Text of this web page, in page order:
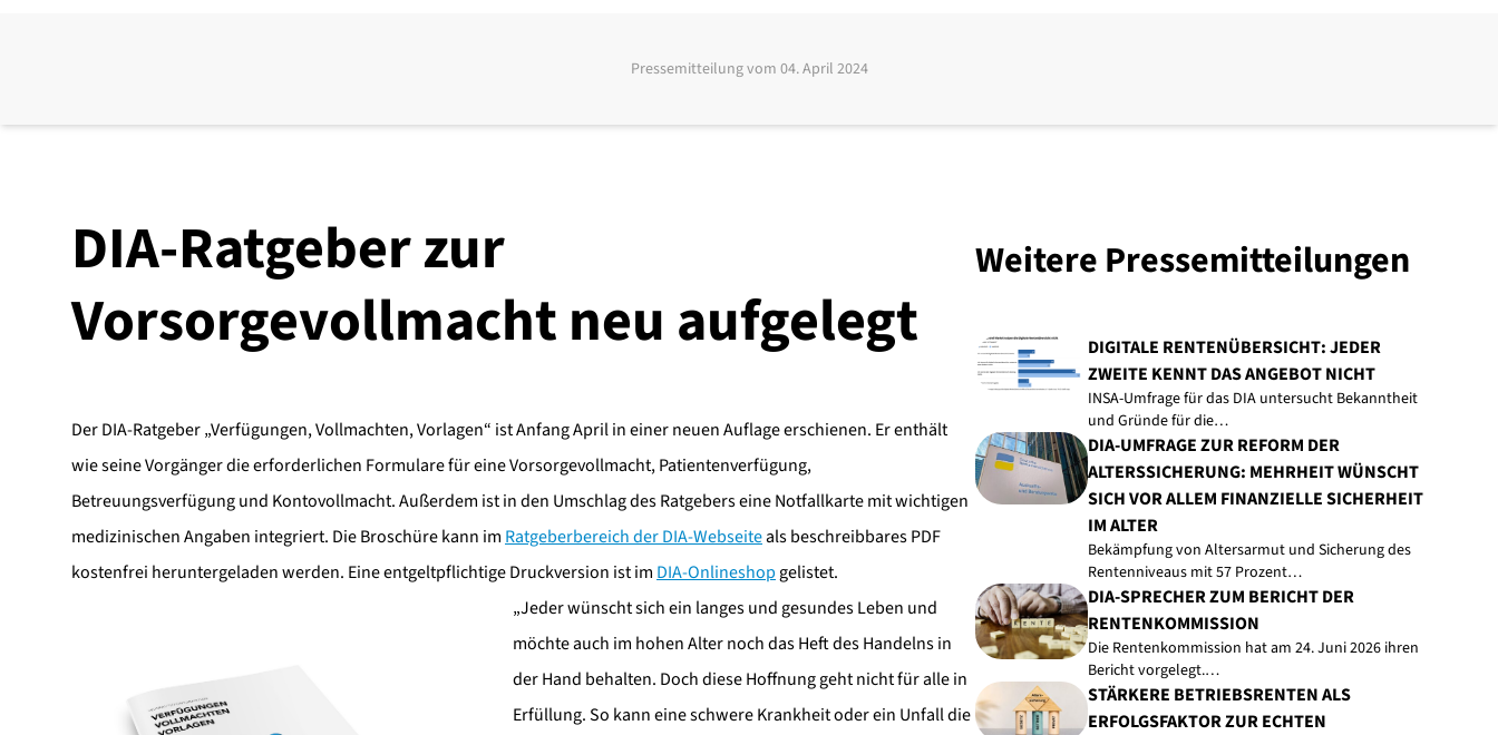
Pressemitteilung vom 04. April 2024
DIA-Ratgeber zur
Vorsorgevollmacht neu aufgelegt
Der DIA-Ratgeber „Verfügungen, Vollmachten, Vorlagen“ ist Anfang April in einer neuen Auflage erschienen. Er enthält
wie seine Vorgänger die erforderlichen Formulare für eine Vorsorgevollmacht, Patientenverfügung,
Betreuungsverfügung und Kontovollmacht. Außerdem ist in den Umschlag des Ratgebers eine Notfallkarte mit wichtigen
medizinischen Angaben integriert. Die Broschüre kann im Ratgeberbereich der DIA-Webseiteals beschreibbares PDF
kostenfrei heruntergeladen werden. Eine entgeltpflichtige Druckversion ist im DIA-Onlineshop gelistet.
„Jeder wünscht sich ein langes und gesundes Leben und
möchte auch im hohen Alter noch das Heft des Handelns in
der Hand behalten. Doch diese Hoffnung geht nicht für alle in
Erfüllung. So kann eine schwere Krankheit oder ein Unfall die
Weitere Pressemitteilungen
DIGITALE RENTENÜBERSICHT: JEDER
ZWEITE KENNT DAS ANGEBOT NICHT
INSA-Umfrage für das DIA untersucht Bekanntheit
und Gründe für die…
DIA-UMFRAGE ZUR REFORM DER
ALTERSSICHERUNG: MEHRHEIT WÜNSCHT
SICH VOR ALLEM FINANZIELLE SICHERHEIT
IM ALTER
Bekämpfung von Altersarmut und Sicherung des
Rentenniveaus mit 57 Prozent…
DIA-SPRECHER ZUM BERICHT DER
RENTENKOMMISSION
Die Rentenkommission hat am 24. Juni 2026 ihren
Bericht vorgelegt.…
STÄRKERE BETRIEBSRENTEN ALS
ERFOLGSFAKTOR ZUR ECHTEN